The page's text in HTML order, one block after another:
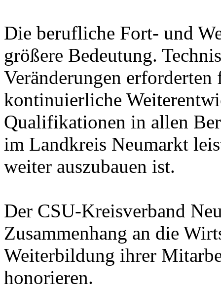
Die berufliche Fort- und
größere Bedeutung.
Veränderungen
kontinuierliche
Qualifikationen in allen
im Landkreis Neumarkt
weiter auszubauen ist.
Der CSU-Kreisverband
Zusammenhang an die
Weiterbildung ihrer
honorieren.